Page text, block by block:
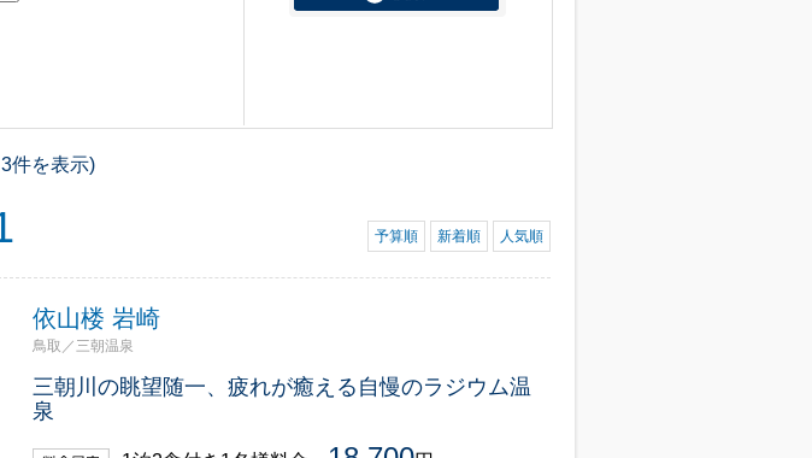
件を表示)
予算順 新着順 人気順
依山楼 岩崎
鳥取／三朝温泉
三朝川の眺望随一、疲れが癒える自慢のラジウム温
泉